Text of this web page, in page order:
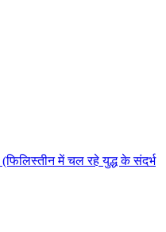
(फिलिस्तीन में चल रहे युद्ध के संदर्भ